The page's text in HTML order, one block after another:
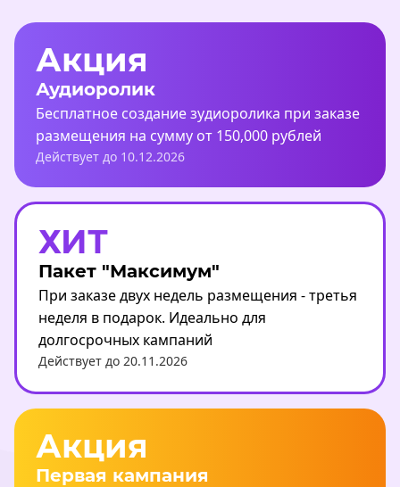
Акция
Аудиоролик
Бесплатное создание зудиоролика при заказе
размещения на сумму от 150,000 рублей
Действует до 10.12.2026
ХИТ
Пакет "Максимум"
При заказе двух недель размещения - третья
неделя в подарок. Идеально для
долгосрочных кампаний
Действует до 20.11.2026
Акция
Первая кампания